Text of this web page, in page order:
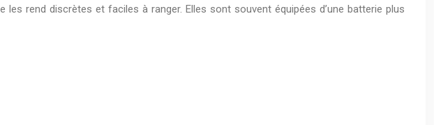
rend discrètes et faciles à ranger. Elles sont souvent équipées d’une batterie plus